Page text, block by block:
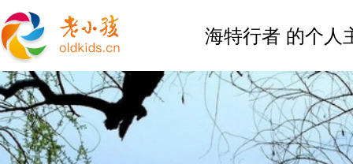
海特行者 的个人